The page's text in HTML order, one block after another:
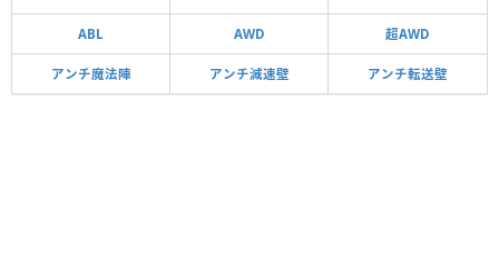
ABL AWD 超AWD
アンチ魔法陣 アンチ減速壁 アンチ転送壁